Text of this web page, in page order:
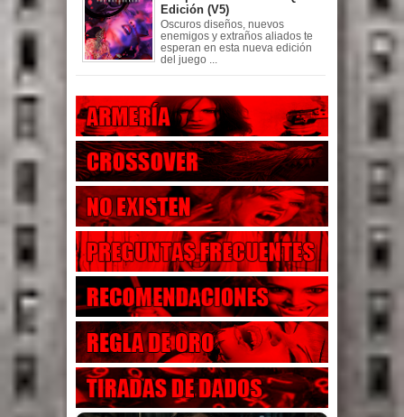
Edición (V5)
Oscuros diseños, nuevos
enemigos y extraños aliados te
esperan en esta nueva edición
del juego ...